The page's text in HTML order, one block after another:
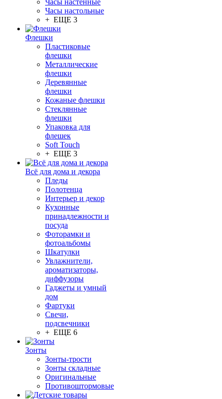
Часы настенные
Часы настольные
+ ЕЩЕ 3
Флешки
Пластиковые
флешки
Металлические
флешки
Деревянные
флешки
Кожаные флешки
Стеклянные
флешки
Упаковка для
флешек
Soft Touch
+ ЕЩЕ 3
Всё для дома и декора
Пледы
Полотенца
Интерьер и декор
Кухонные
принадлежности и
посуда
Фоторамки и
фотоальбомы
Шкатулки
Увлажнители,
ароматизаторы,
диффузоры
Гаджеты и умный
дом
Фартуки
Свечи,
подсвечники
+ ЕЩЕ 6
Зонты
Зонты-трости
Зонты складные
Оригинальные
Противоштормовые